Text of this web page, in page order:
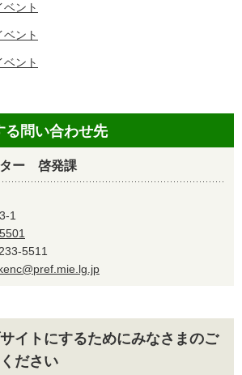
ント
ント
ント
る問い合わせ先
ー 啓発課
1
5511
イトにするためにみなさまのご
ださい